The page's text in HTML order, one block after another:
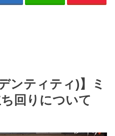
ンティティ)】ミ
回りについて